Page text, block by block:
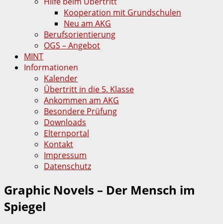
Kooperation mit Grundschulen
Neu am AKG
Berufsorientierung
OGS – Angebot
MINT
Informationen
Kalender
Übertritt in die 5. Klasse
Ankommen am AKG
Besondere Prüfung
Downloads
Elternportal
Kontakt
Impressum
Datenschutz
Graphic Novels – Der Mensch im
Spiegel